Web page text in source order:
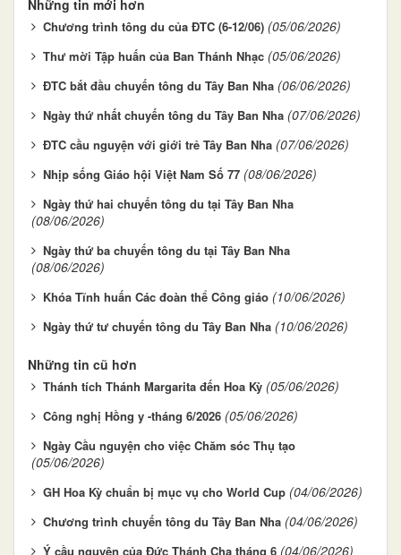
Những tin mới hơn
Chương trình tông du của ĐTC (6-12/06) (05/06/2026)
Thư mời Tập huấn của Ban Thánh Nhạc (05/06/2026)
ĐTC bắt đầu chuyến tông du Tây Ban Nha (06/06/2026)
Ngày thứ nhất chuyến tông du Tây Ban Nha (07/06/2026)
ĐTC cầu nguyện với giới trẻ Tây Ban Nha (07/06/2026)
Nhịp sống Giáo hội Việt Nam Số 77 (08/06/2026)
Ngày thứ hai chuyến tông du tại Tây Ban Nha
(08/06/2026)
Ngày thứ ba chuyến tông du tại Tây Ban Nha
(08/06/2026)
Khóa Tĩnh huấn Các đoàn thể Công giáo (10/06/2026)
Ngày thứ tư chuyến tông du Tây Ban Nha (10/06/2026)
Những tin cũ hơn
Thánh tích Thánh Margarita đến Hoa Kỳ (05/06/2026)
Công nghị Hồng y -tháng 6/2026 (05/06/2026)
Ngày Cầu nguyện cho việc Chăm sóc Thụ tạo
(05/06/2026)
GH Hoa Kỳ chuẩn bị mục vụ cho World Cup (04/06/2026)
Chương trình chuyến tông du Tây Ban Nha (04/06/2026)
Ý cầu nguyện của Đức Thánh Cha tháng 6 (04/06/2026)